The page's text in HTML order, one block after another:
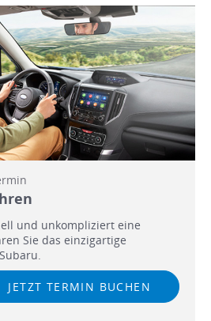
und unkompliziert eine
Sie das einzigartige
JETZT TERMIN BUCHEN